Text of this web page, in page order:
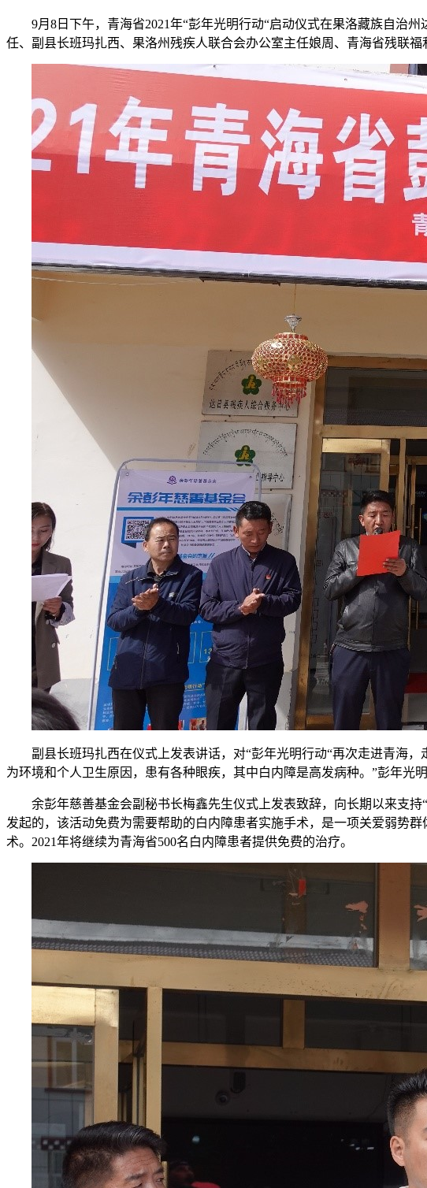
9月8日下午，青海省2021年“彭年光明行动“启动仪式在果洛藏族自治
任、副县长班玛扎西、果洛州残疾人联合会办公室主任娘周、青海省残联
副县长班玛扎西在仪式上发表讲话，对“彭年光明行动“再次走进青海
为环境和个人卫生原因，患有各种眼疾，其中白内障是高发病种。”彭年光
余彭年慈善基金会副秘书长梅鑫先生仪式上发表致辞，向长期以来支
发起的，该活动免费为需要帮助的白内障患者实施手术，是一项关爱弱势
术。2021年将继续为青海省500名白内障患者提供免费的治疗。